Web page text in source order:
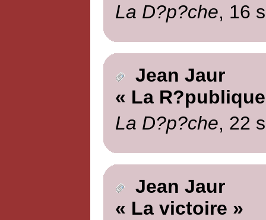
La D?p?che, 16
Jean Jaur
« La
La D?p?che, 22
Jean Jaur
« La victoire »